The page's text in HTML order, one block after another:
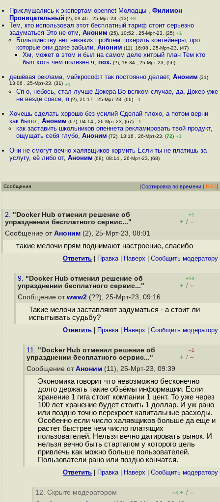
Прислушались к экспертам opennet Молодцы ,Филимон
Проницательный (?), 09:46 , 25-Мрт-23, (13) +8
Тем, кто использовал этот бесплатный тариф стоит серьезно
задуматься Это не отм,Аноним (25), 10:52 , 25-Мрт-23, (25) +1
Большинству нет никаких проблем похерить контейнеры, про
которые они даже забыли, Аноним (11), 16:08 , 25-Мрт-23, (47)
Хм, может в этом и был на самом деле хитрый план Тем кто
был хоть чем полезен ч, пох. (?), 18:34 , 25-Мрт-23, (56)
дешёвая реклама, майкрософт так постоянно делает,Аноним (31),
13:06 , 25-Мрт-23, (31) +1
Cri-o, небось, стал лучше Докера Во всяком случае, да, Докер уже
не везде совсе, п (?), 21:17 , 25-Мрт-23, (66) –1
Хочешь сделать хорошо без усилий Сделай плохо, а потом верни
как было ,Аноним (67), 04:14 , 26-Мрт-23, (67) –1
как заставить школьников опеннета рекламировать твой продукт,
ощущать себя глубо, Аноним (72), 13:16 , 26-Мрт-23, (72) +1
Они не смогут вечно халявщиков кормить Если ты не платишь за
услугу, её либо от,Аноним (69), 08:14 , 26-Мрт-23, (68)
Сообщения [Сортировка по времени | RSS]
2. "Docker Hub отменил решение об
упразднении бесплатного сервис..."
+1
+ / –
Сообщение от Аноним (2), 25-Мрт-23, 08:01
такие мелочи прям поднимают настроение, спасибо
Ответить Правка| Наверх Cообщить модератору
9. "Docker Hub отменил решение об
упразднении бесплатного сервис..."
+10
+ / –
Сообщение от www2 (??), 25-Мрт-23, 09:16
Такие мелочи заставляют задуматься - а стоит ли
испытывать судьбу?
Ответить Правка| Наверх Cообщить модератору
11. "Docker Hub отменил решение об
упразднении бесплатного сервис..."
–1
+ / –
Сообщение от Аноним (11), 25-Мрт-23, 09:39
Экономика говорит что невозможно бесконечно
долго держать такие объёмы информации. Если
хранение 1 гига стоит компании 1 цент. То уже через
100 лет хранение будет стоить 1 доллар. И уж рано
или поздно точно перекроет капитальные расходы.
Особенно если число халявщиков больше да еще и
растет быстрее чем число платящих
пользователей. Нельзя вечно датировать рынок. И
нельзя вечно быть стартапом у которого цель
привлечь как можно больше пользователей.
Пользователи рано или поздно кончатся.
Ответить Правка| Наверх Cообщить модератору
12. Скрыто модератором +4 + / –